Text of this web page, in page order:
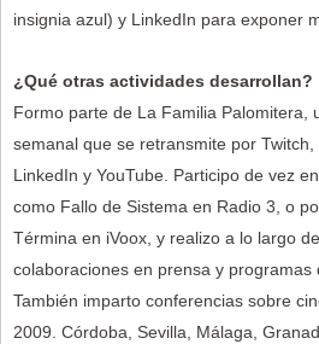
insignia azul) y LinkedIn para exponer
¿Qué otras actividades desarrollan?
Formo parte de La Familia Palomitera,
semanal que se retransmite por Twitch,
LinkedIn y YouTube. Participo de vez
como Fallo de Sistema en Radio 3, o
Términa en iVoox, y realizo a lo largo
colaboraciones en prensa y programas
También imparto conferencias sobre
2009. Córdoba, Sevilla, Málaga,